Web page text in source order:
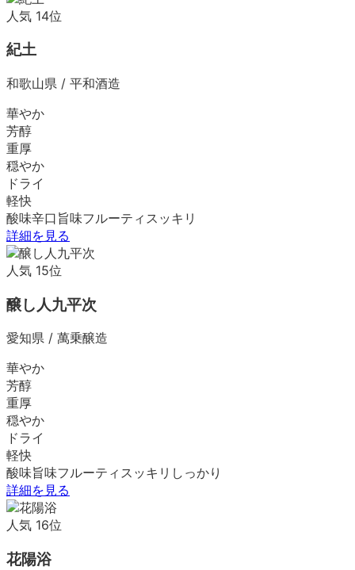
人気 14位
紀土
和歌山県 / 平和酒造
華やか
芳醇
重厚
穏やか
ドライ
軽快
酸味辛口 旨味フルーティ スッキリ
詳細を見る
人気 15位
醸し人九平次
愛知県 / 萬乗醸造
華やか
芳醇
重厚
穏やか
ドライ
軽快
酸味旨味フルーティ スッキリ しっかり
詳細を見る
人気 16位
花陽浴